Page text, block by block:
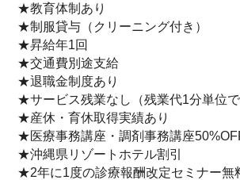
★教育体制あり
★制服貸与（クリーニング付き）
★昇給年1回
★交通費別途支給
★退職金制度あり
★サービス残業なし（残業代1分単位で
★産休・育休取得実績あり
★医療事務講座・調剤事務講座
★沖縄県リゾートホテル割引
★2年に1度の診療報酬改定セミナー無